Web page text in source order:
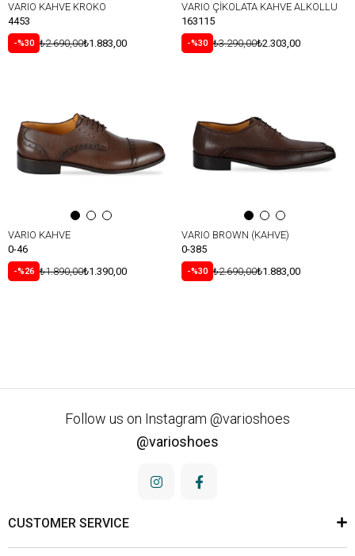
VARIO KAHVE KROKO
4453
%30 ₺1.883,00
₺2.690,00
VARIO ÇİKOLATA KAHVE ALKOLLU
163115
%30 ₺2.303,00
₺3.290,00
VARIO KAHVE
0-46
%26 ₺1.390,00
₺1.890,00
VARIO BROWN (KAHVE)
0-385
%30 ₺1.883,00
₺2.690,00
Follow us on Instagram @varioshoes
@varioshoes
CUSTOMER SERVICE